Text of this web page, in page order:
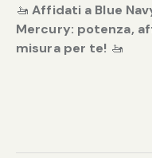
🚤Affidati a Blue
Mercury: potenza,
misura per te! 🚤